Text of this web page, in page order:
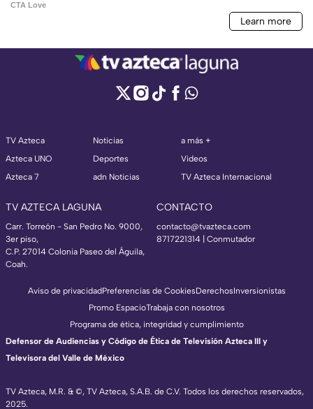
TV Azteca
Azteca UNO
Azteca 7
Noticias
Deportes
adn Noticias
a más +
Videos
TV Azteca Internacional
TV AZTECA LAGUNA
Carr. Torreón - San Pedro No. 9000,
3er piso,
C.P. 27014 Colonia Paseo del Águila,
Coah.
CONTACTO
contacto@tvazteca.com
8717221314 | Conmutador
TV Azteca, M.R. & ©, TV Azteca, S.A.B. de C.V. Todos los derechos reservados,
2025.
Aviso de privacidadPreferencias de CookiesDerechosInversionistas
Promo EspacioTrabaja con nosotros
Programa de ética, integridad y cumplimiento
Defensor de Audiencias y Código de Ética de Televisión Azteca III y
Televisora del Valle de México